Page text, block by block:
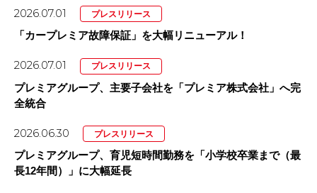
2026.07.01 プレスリリース
「カープレミア故障保証」を大幅リニューアル！
2026.07.01 プレスリリース
プレミアグループ、主要子会社を「プレミア株式会社」へ完
全統合
2026.06.30 プレスリリース
プレミアグループ、育児短時間勤務を「小学校卒業まで（最
長12年間）」に大幅延長